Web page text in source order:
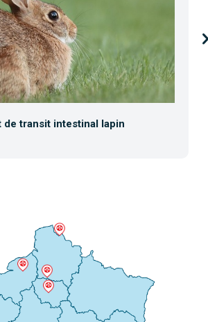
de transit intestinal lapin